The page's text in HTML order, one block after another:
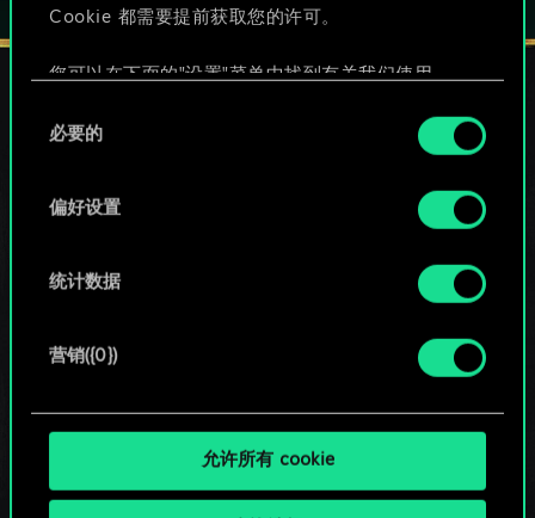
Cookie 都需要提前获取您的许可。
您可以在下面的"设置"菜单中找到有关我们使用
好。一旦您了解了其中的内容并准备好继续，请点
必要的
偏好设置
统计数据
营销({0})
允许所有 cookie